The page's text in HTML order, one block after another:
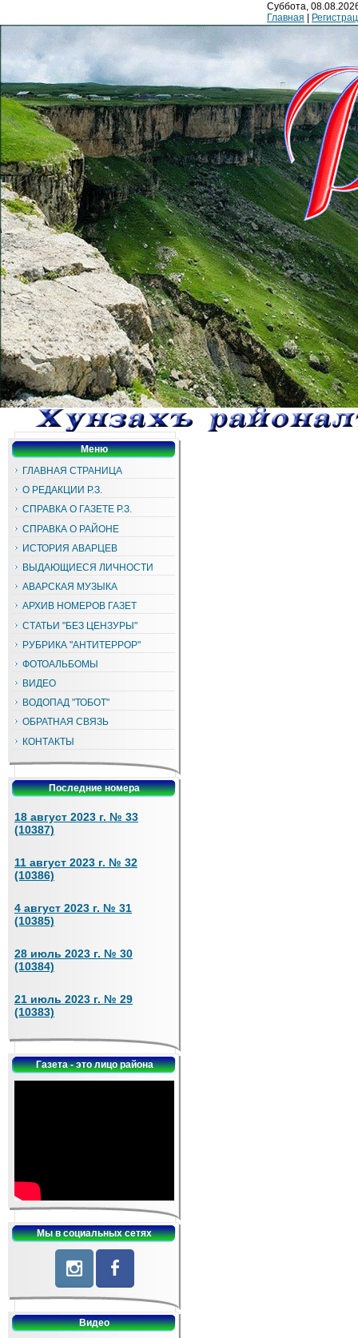
Суббота,
Главная
Меню
ГЛАВНАЯ СТРАНИЦА
О РЕДАКЦИИ Р.З.
СПРАВКА О ГАЗЕТЕ Р.З.
СПРАВКА О РАЙОНЕ
ИСТОРИЯ АВАРЦЕВ
ВЫДАЮЩИЕСЯ ЛИЧНОСТИ
АВАРСКАЯ МУЗЫКА
АРХИВ НОМЕРОВ ГАЗЕТ
СТАТЬИ "БЕЗ ЦЕНЗУРЫ"
РУБРИКА "АНТИТЕРРОР"
ФОТОАЛЬБОМЫ
ВИДЕО
ВОДОПАД "ТОБОТ"
ОБРАТНАЯ СВЯЗЬ
КОНТАКТЫ
Последние номера
18 август 2023 г. № 33
(10387)
11 август 2023 г. № 32
(10386)
4 август 2023 г. № 31
(10385)
28 июль 2023 г. № 30
(10384)
21 июль 2023 г. № 29
(10383)
Газета - это лицо района
Мы в социальных сетях
Видео